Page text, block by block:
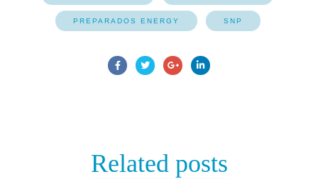
PREPARADOS ENERGY SNP
Related posts